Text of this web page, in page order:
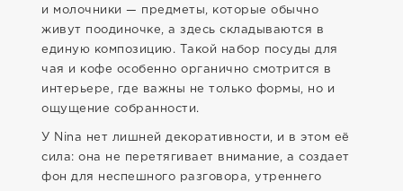
и молочники — предметы, которые обычно
живут поодиночке, а здесь складываются в
единую композицию. Такой набор посуды для
чая и кофе особенно органично смотрится в
интерьере, где важны не только формы, но и
ощущение собранности.
У Nina нет лишней декоративности, и в этом её
сила: она не перетягивает внимание, а создает
фон для неспешного разговора, утреннего